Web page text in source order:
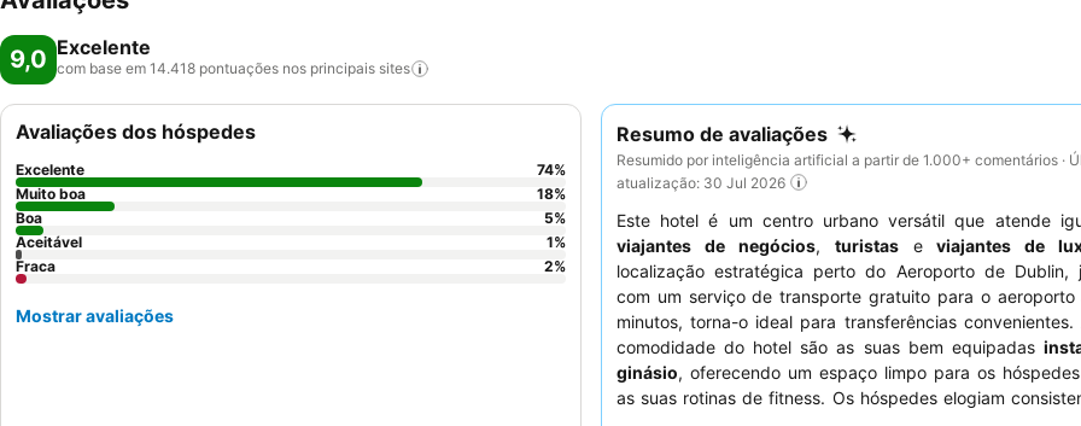
9,0 Excelente
com base em 14.418 pontuações nos principais sites
Resumo de avaliações
Resumido por inteligência artificial a partir de 1.000+ comentários ·
atualização: 30 Jul 2026
Este hotel é um centro urbano versátil que atende
viajantes de negócios, turistaseviajantes de
localização estratégica perto do Aeroporto de Dublin,
com um serviço de transporte gratuito para o
minutos, torna-o ideal para transferências convenientes.
comodidade do hotel são as suas bem equipadas
ginásio, oferecendo um espaço limpo para os
as suas rotinas de fitness. Os hóspedes elogiam
Avaliações dos hóspedes
Excelente 74%
Muito boa
18%
Boa
5%
Aceitável
1%
Fraca
2%
Mostrar avaliações